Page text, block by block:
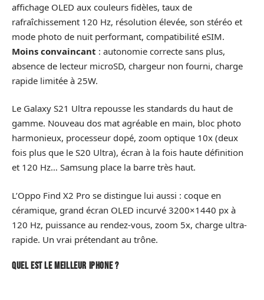
affichage OLED aux couleurs fidèles, taux de
rafraîchissement 120 Hz, résolution élevée, son stéréo et
mode photo de nuit performant, compatibilité eSIM.
Moins convaincant : autonomie correcte sans plus,
absence de lecteur microSD, chargeur non fourni, charge
rapide limitée à 25W.
Le Galaxy S21 Ultra repousse les standards du haut de
gamme. Nouveau dos mat agréable en main, bloc photo
harmonieux, processeur dopé, zoom optique 10x (deux
fois plus que le S20 Ultra), écran à la fois haute définition
et 120 Hz… Samsung place la barre très haut.
L’Oppo Find X2 Pro se distingue lui aussi : coque en
céramique, grand écran OLED incurvé 3200×1440 px à
120 Hz, puissance au rendez-vous, zoom 5x, charge ultra-
rapide. Un vrai prétendant au trône.
Quel est le meilleur iPhone ?